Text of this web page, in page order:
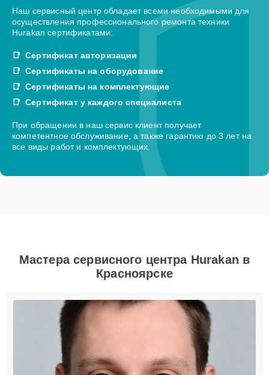
Наш сервисный центр обладает всеми необходимыми для
осуществления профессионального ремонта техники
Hurakan сертификатами:
Сертификат авторизации
Сертификаты на оборудование
Сертификаты на комплектующие
Сертификат у каждого специалиста
При обращении в наш сервис клиент получает
компетентное обслуживание, а также гарантию до 3 лет на
все виды работ и комплектующих.
Мастера сервисного центра Hurakan в
Красноярске